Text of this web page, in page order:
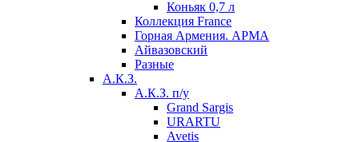
Коньяк 0,7 л
Коллекция France
Горная Армения. АРМА
Айвазовский
Разные
А.К.З.
А.К.З. п/у
Grand Sargis
URARTU
Avetis